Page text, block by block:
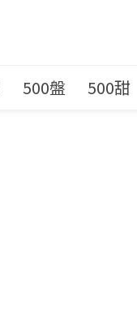
500盤 500甜